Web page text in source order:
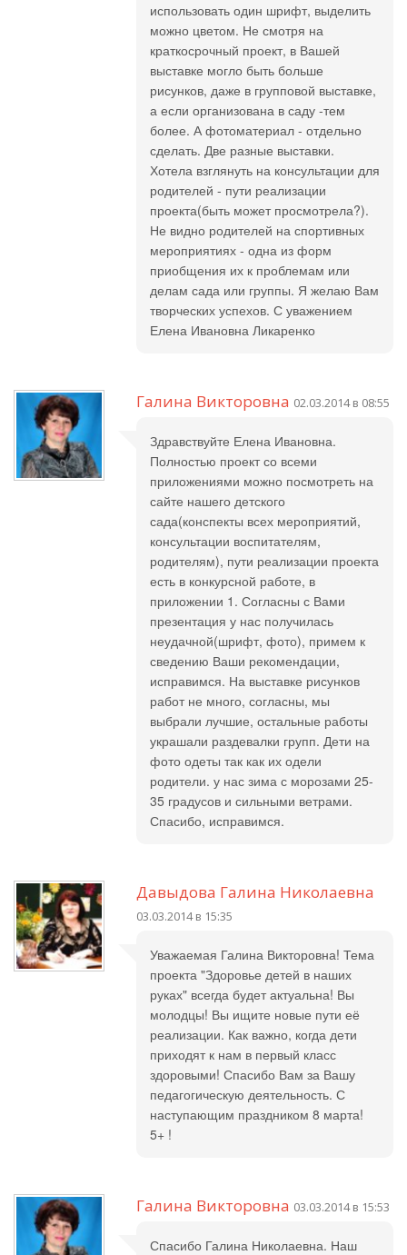
использовать один шрифт, выделить
можно цветом. Не смотря на
краткосрочный проект, в Вашей
выставке могло быть больше
рисунков, даже в групповой выставке,
а если организована в саду -тем
более. А фотоматериал - отдельно
сделать. Две разные выставки.
Хотела взглянуть на консультации для
родителей - пути реализации
проекта(быть может просмотрела?).
Не видно родителей на спортивных
мероприятиях - одна из форм
приобщения их к проблемам или
делам сада или группы. Я желаю Вам
творческих успехов. С уважением
Елена Ивановна Ликаренко
Галина Викторовна 02.03.2014 в 08:55
Здравствуйте Елена Ивановна.
Полностью проект со всеми
приложениями можно посмотреть на
сайте нашего детского
сада(конспекты всех мероприятий,
консультации воспитателям,
родителям), пути реализации проекта
есть в конкурсной работе, в
приложении 1. Согласны с Вами
презентация у нас получилась
неудачной(шрифт, фото), примем к
сведению Ваши рекомендации,
исправимся. На выставке рисунков
работ не много, согласны, мы
выбрали лучшие, остальные работы
украшали раздевалки групп. Дети на
фото одеты так как их одели
родители. у нас зима с морозами 25-
35 градусов и сильными ветрами.
Спасибо, исправимся.
Давыдова Галина Николаевна
03.03.2014 в 15:35
Уважаемая Галина Викторовна! Тема
проекта "Здоровье детей в наших
руках" всегда будет актуальна! Вы
молодцы! Вы ищите новые пути её
реализации. Как важно, когда дети
приходят к нам в первый класс
здоровыми! Спасибо Вам за Вашу
педагогическую деятельность. С
наступающим праздником 8 марта!
5+ !
Галина Викторовна 03.03.2014 в 15:53
Спасибо Галина Николаевна. Наш